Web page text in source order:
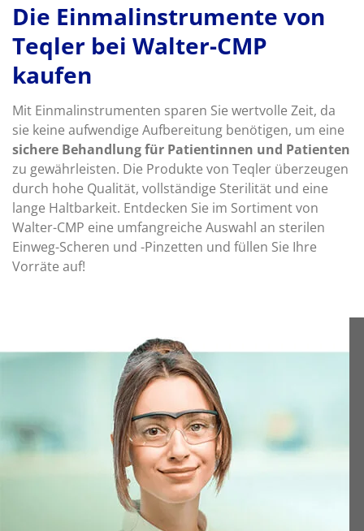
Die Einmalinstrumente von
Teqler bei Walter-CMP
kaufen
Mit Einmalinstrumenten sparen Sie wertvolle Zeit, da
sie keine aufwendige Aufbereitung benötigen, um eine
sichere Behandlung für Patientinnen und Patienten
zu gewährleisten. Die Produkte von Teqler überzeugen
durch hohe Qualität, vollständige Sterilität und eine
lange Haltbarkeit. Entdecken Sie im Sortiment von
Walter-CMP eine umfangreiche Auswahl an sterilen
Einweg-Scheren und -Pinzetten und füllen Sie Ihre
Vorräte auf!